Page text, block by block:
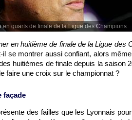
en quarts de finale de la Ligue des Champions
en huitième de finale de la Ligue des
il se montrer aussi confiant, alors
huitièmes de finale depuis la saison
faire une croix sur le championnat ?
façade
des failles que les Lyonnais